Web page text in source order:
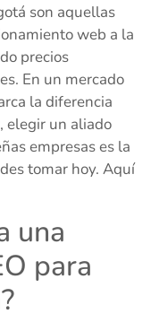
son aquellas
web a la
precios
En un mercado
la diferencia
elegir un aliado
empresas es la
tomar hoy. Aquí
una
para